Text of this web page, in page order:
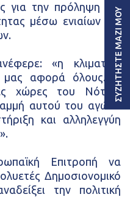
ΣΥΖΗΤΗΣΤΕ ΜΑΖΙ ΜΟΥ
για την πρόληψη και
μέσω ενιαίων και
«η κλιματική
μας αφορά όλους. Η
χώρες του Νότου,
αυτού του αγώνα
και αλληλεγγύη
Επιτροπή να
Δημοσιονομικό
την πολιτική